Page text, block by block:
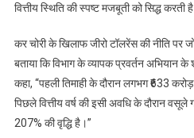
वित्तीय स्थिति की स्पष्ट मजबूती को सिद्ध करती
कर चोरी के खिलाफ जीरो टॉलरेंस की नीति पर
बताया कि विभाग के व्यापक प्रवर्तन अभियान
कहा, “पहली तिमाही के दौरान लगभग ₹633
पिछले वित्तीय वर्ष की इसी अवधि के दौरान वसूले
207% की वृद्धि है।”